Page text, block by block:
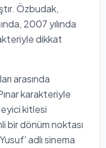
Özbudak,
2007 yılında
dikkat
arasında
karakteriyle
kitlesi
bir dönüm noktası
adlı sinema